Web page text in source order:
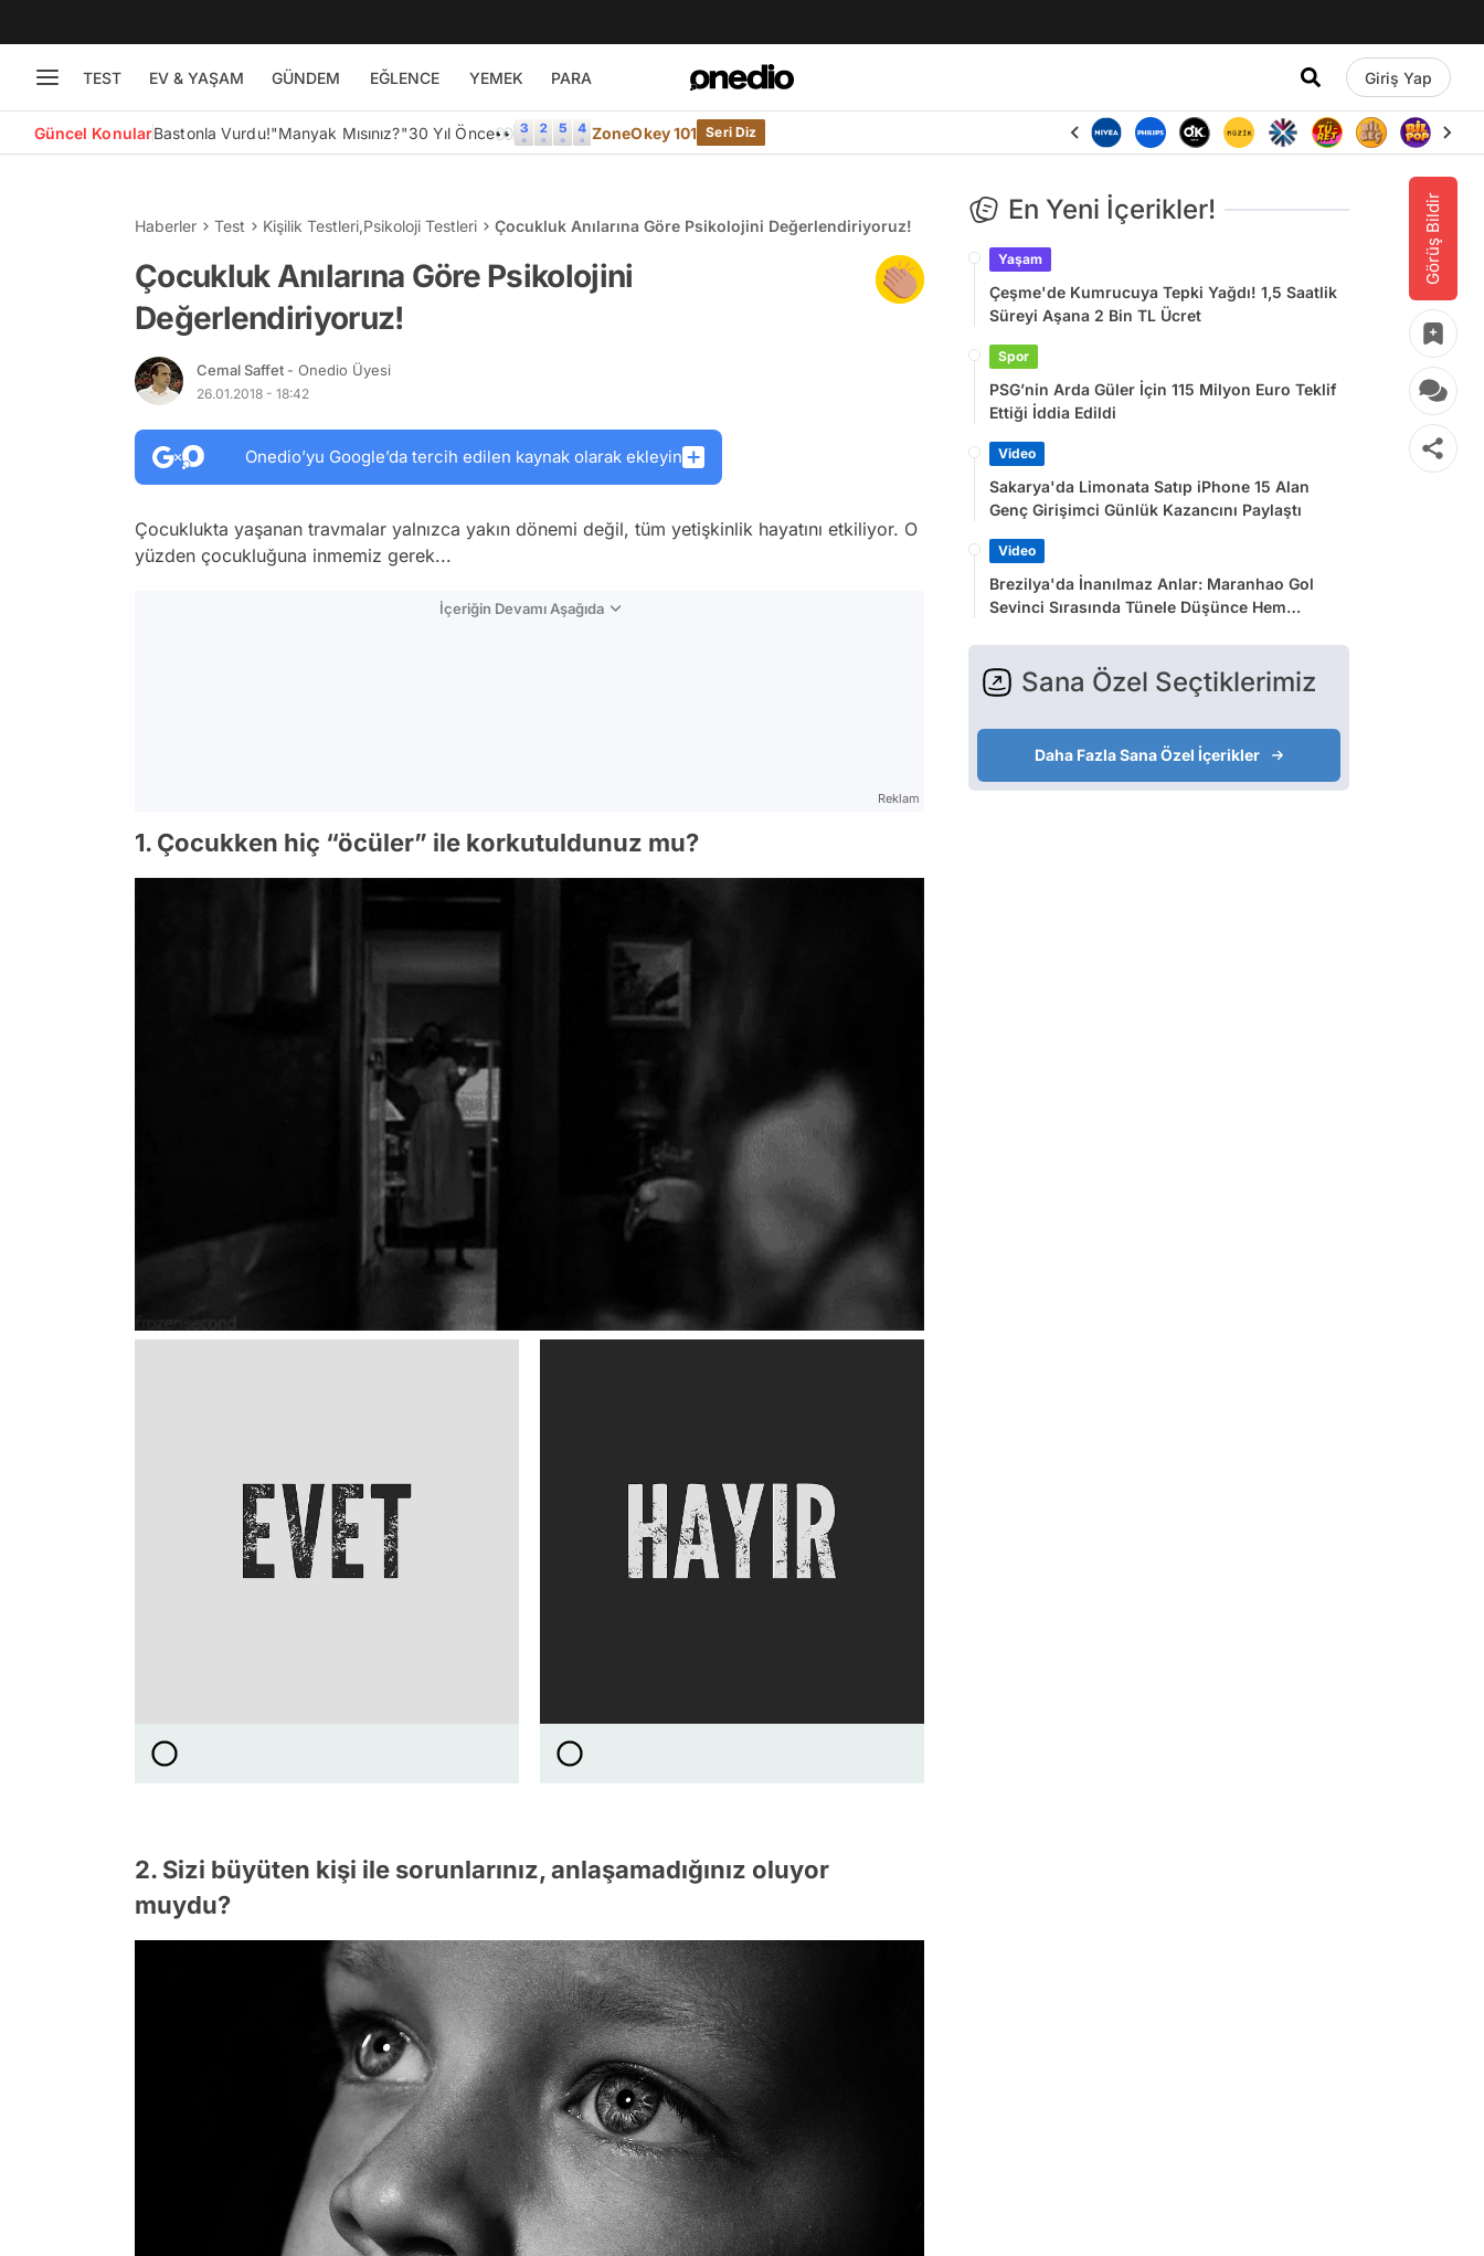
TEST EV & YAŞAM GÜNDEM EĞLENCE YEMEK PARA Giriş Yap
Güncel KonularBastonla Vurdu!"Manyak Mısınız?"30 Yıl Önce👀 ZoneOkey 101 Seri Diz
Görüş Bildir
Haberler Test Kişilik Testleri,Psikoloji Testleri Çocukluk Anılarına Göre Psikolojini Değerlendiriyoruz!
Çocukluk Anılarına Göre Psikolojini
Değerlendiriyoruz!
Cemal Saffet - Onedio Üyesi
26.01.2018 - 18:42
Onedio’yu Google’da tercih edilen kaynak olarak ekleyin
Çocuklukta yaşanan travmalar yalnızca yakın dönemi değil, tüm yetişkinlik hayatını etkiliyor. O
yüzden çocukluğuna inmemiz gerek...
İçeriğin Devamı Aşağıda
Reklam
1. Çocukken hiç “öcüler” ile korkutuldunuz mu?
2. Sizi büyüten kişi ile sorunlarınız, anlaşamadığınız oluyor
muydu?
En Yeni İçerikler!
Yaşam
Çeşme'de Kumrucuya Tepki Yağdı! 1,5 Saatlik
Süreyi Aşana 2 Bin TL Ücret
Spor
PSG’nin Arda Güler İçin 115 Milyon Euro Teklif
Ettiği İddia Edildi
Video
Sakarya'da Limonata Satıp iPhone 15 Alan
Genç Girişimci Günlük Kazancını Paylaştı
Video
Brezilya'da İnanılmaz Anlar: Maranhao Gol
Sevinci Sırasında Tünele Düşünce Hem
Sana Özel Seçtiklerimiz
Daha Fazla Sana Özel İçerikler